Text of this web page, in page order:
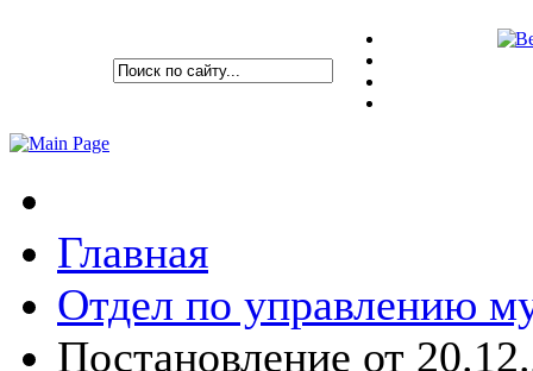
Главная
Отдел по управлению
Постановление от